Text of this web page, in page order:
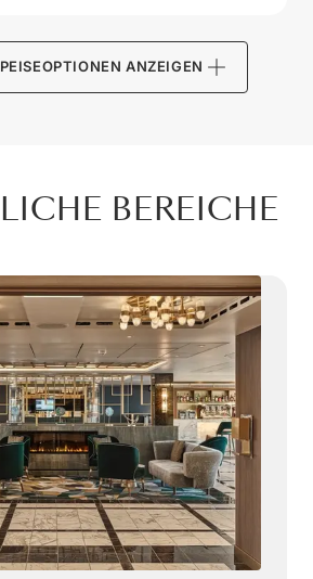
ANZEIGEN
BEREICHE